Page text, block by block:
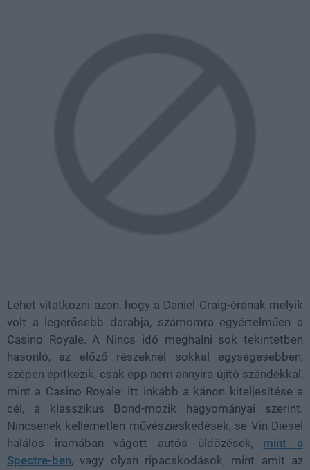
Lehet vitatkozni azon, hogy a Daniel Craig-érának melyik
volt a legerősebb darabja, számomra egyértelműen a
Casino Royale. A Nincs idő meghalni sok tekintetben
hasonló, az előző részeknél sokkal egységesebben,
szépen építkezik, csak épp nem annyira újító szándékkal,
mint a Casino Royale: itt inkább a kánon kiteljesítése a
cél, a klasszikus Bond-mozik hagyományai szerint.
Nincsenek kellemetlen művészieskedések, se Vin Diesel
halálos iramában vágott autós üldözések, mint a
Spectre-ben, vagy olyan ripacskodások, mint amit az